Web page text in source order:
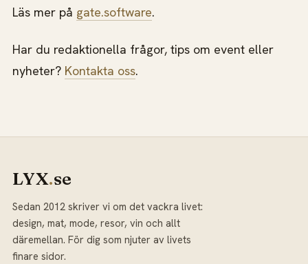
Läs mer på gate.software.
Har du redaktionella frågor, tips om event eller
nyheter? Kontakta oss.
LYX.se
Sedan 2012 skriver vi om det vackra livet:
design, mat, mode, resor, vin och allt
däremellan. För dig som njuter av livets
finare sidor.